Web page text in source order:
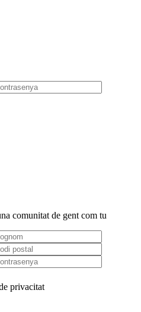
comunitat de gent com tu
privacitat